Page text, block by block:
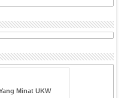
Minat UKW